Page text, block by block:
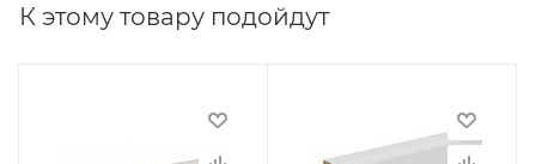
К этому товару подойдут